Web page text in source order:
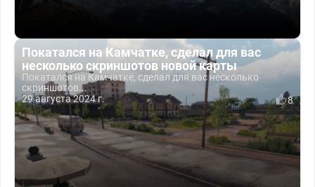
Покатался на Камчатке, сделал для вас
несколько скриншотов новой карты
Покатался на Камчатке, сделал для вас несколько
скриншотов...
29 августа 2024 г.
8